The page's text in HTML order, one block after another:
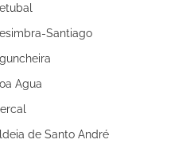
Santiago
Agua
de Santo André